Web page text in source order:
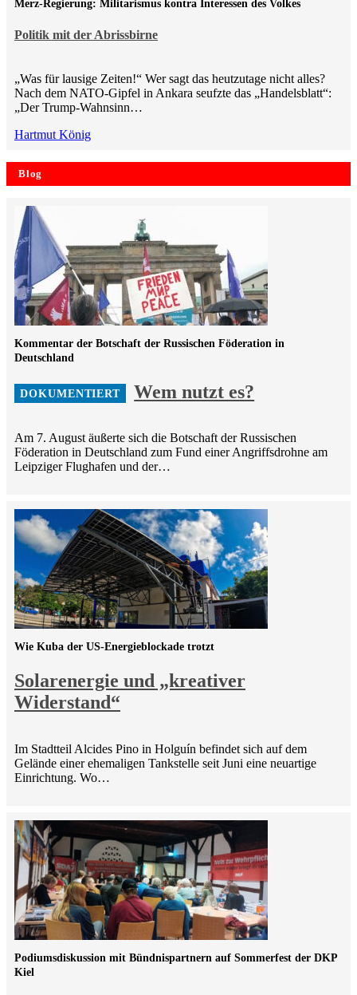
Politik mit der Abrissbirne
Merz-Regierung: Militarismus kontra Inte­ressen des Volkes
„Was für lausige Zeiten!“ Wer sagt das heutzutage nicht alles?
Nach dem NATO-Gipfel in Ankara seufzte das „Handelsblatt“:
„Der Trump-Wahnsinn…
Hartmut König
Blog
Wem nutzt es?
Kommentar der Botschaft der Russischen Föderation in
Deutschland
Am 7. August äußerte sich die Botschaft der Russischen
Föderation in Deutschland zum Fund einer Angriffsdrohne am
Leipziger Flughafen und der…
Solarenergie und „kreativer
Widerstand“
Wie Kuba der US-Energieblockade trotzt
Im Stadtteil Alcides Pino in Holguín befindet sich auf dem
Gelände einer ehemaligen Tankstelle seit Juni eine neuartige
Einrichtung. Wo…
Podiumsdiskussion mit Bündnispartnern auf Sommerfest der DKP
Kiel